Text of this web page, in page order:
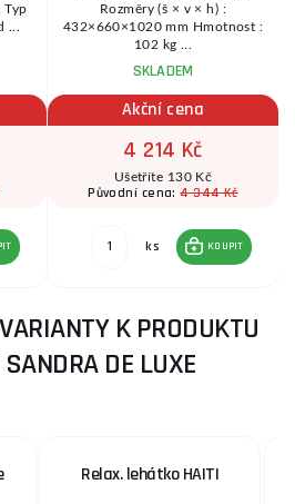
Typ
...
Rozměry (š × v × h) :
432×660×1020 mm Hmotnost :
102 kg ...
SKLADEM
Akční cena
4 214 Kč
Ušetříte 130 Kč
Původní cena:4 344 Kč
ks KOUPIT
K PRODUKTU
DE LUXE
Relax. lehátko HAITI